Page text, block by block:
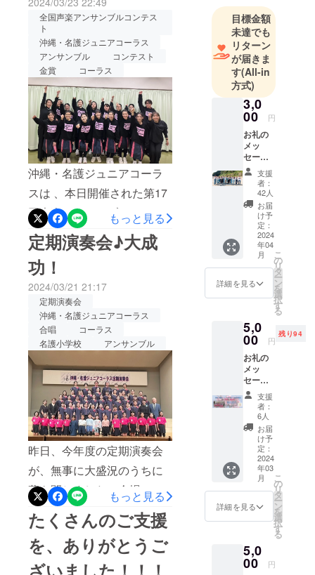
れやかで誇らしげなこと！
本当に、本当に、みんなこ
こまでよく頑張りまし
た！！応援してくださった
全てのみなさまに、心から
の感謝を込めてご報告しま
す。 本選では、全国の名だ
たる合唱団の演奏が並ぶな
かで、素晴らしいホールで
再び歌える喜びがそのまま
伝わってくるような名護
ジュニアらしい演奏を披露
してくれました。 沖縄の太
陽の輝きが込められた明る
い歌声が、福島のホール
いっぱいに優しく響いてい
ました。まだまだ心地よい
余韻に浸っています。夢み
てきた福島の地に、名護
ジュニアの足跡をしっかり
と残すことができました。
メンバーはあの素晴らしい
響きのホールで、本選に出
場したハイレベルの演奏を
生で聴くことができ、どん
なにか大きな刺激を受け
とったことだと思います。
ここまで積み上げてきたか
らこそ得られた経験をしっ
全国声楽アンサンブルコンテス
ト
沖縄・名護ジュニアコーラス
アンサンブル
コンテスト
金賞
コーラス
沖縄・名護ジュニアコーラ
スは 、本日開催された第17
回声楽アンサンブルコンテ
スト全国大会の一般部門
で、出場した39団体の中で5
団体にのみ与えられる金賞
を受賞しました！！！なん
と！なんと！大きな大きな
ご褒美をいただいてしまい
ました！！本当に、本当
に、素晴らしい演奏でし
た！！オンライン配信で画
面越しに聴いたみんなの歌
声は、いつもと同じくのび
やかで美しく、ぎゅっとつ
ながるハーモニーがまっす
ぐに心に届いてきました。
ずっと目標にしてきた「ふ
くしん夢の音楽堂」。あの
空間で仲間と歌えることを
全身で楽しんでることが伝
もっと見る
定期演奏会♪大成
功！
2024/03/21 21:17
定期演奏会
沖縄・名護ジュニアコーラス
合唱
コーラス
名護小学校
アンサンブル
昨日、今年度の定期演奏会
が、無事に大盛況のうちに
幕を閉じました。会場の名
護市民会館大ホールには530
名を超えるお客様にお越し
いただき、盛沢山のプログ
ラムで名護ジュニアの魅力
もっと見る
たくさんのご支援
を、ありがとうご
ざいました！！！
目標金額
未達でも
リターン
が届きま
す(All-in
方式)
3,0
00 円
お礼の
メッ
セージ
をお送
りしま
支援
者：
42人
お届
け予
定：
2024
年04
月
詳細を見る
こ
の
リ
タ
ー
ン
を
選
択
す
る
5,0
00 円
残り94
お礼の
メッ
セージ
ととも
に 定期
演奏会
チケッ
ト 大人
2024年
3月20日
（水）
開催 開
場/午後
15時
半 開
16時 名
護市民
会館大
支援
者：
6人
お届
け予
定：
2024
年03
月
詳細を見る
こ
の
リ
タ
ー
ン
を
選
択
す
る
5,0
00 円